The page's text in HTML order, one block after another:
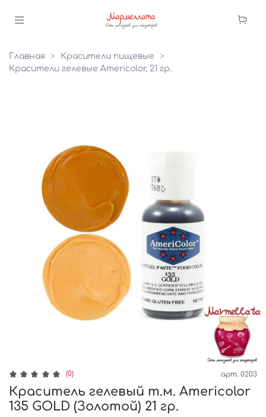
Главная
Красители пищевые
Красители гелевые Americolor, 21 гр.
(0) арт. 0203
Краситель гелевый т.м. Americolor
135 GOLD (Золотой) 21 гр.